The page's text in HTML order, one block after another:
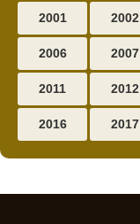
2001 2002
2006 2007
2011 2012
2016 2017